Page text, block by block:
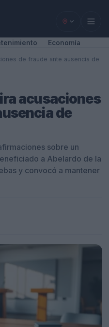
Economía
de fraude ante ausencia de
acusaciones
de
sobre un
a Abelardo de la
y convocó a mantener